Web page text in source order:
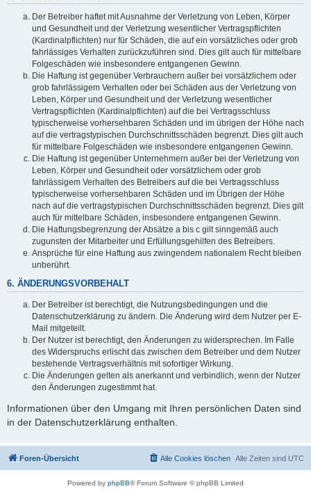
Der Betreiber haftet mit Ausnahme der Verletzung von Leben, Körper
und Gesundheit und der Verletzung wesentlicher Vertragspflichten
(Kardinalpflichten) nur für Schäden, die auf ein vorsätzliches oder grob
fahrlässiges Verhalten zurückzuführen sind. Dies gilt auch für mittelbare
Folgeschäden wie insbesondere entgangenen Gewinn.
Die Haftung ist gegenüber Verbrauchern außer bei vorsätzlichem oder
grob fahrlässigem Verhalten oder bei Schäden aus der Verletzung von
Leben, Körper und Gesundheit und der Verletzung wesentlicher
Vertragspflichten (Kardinalpflichten) auf die bei Vertragsschluss
typischerweise vorhersehbaren Schäden und im übrigen der Höhe nach
auf die vertragstypischen Durchschnittsschäden begrenzt. Dies gilt auch
für mittelbare Folgeschäden wie insbesondere entgangenen Gewinn.
Die Haftung ist gegenüber Unternehmern außer bei der Verletzung von
Leben, Körper und Gesundheit oder vorsätzlichem oder grob
fahrlässigem Verhalten des Betreibers auf die bei Vertragsschluss
typischerweise vorhersehbaren Schäden und im Übrigen der Höhe
nach auf die vertragstypischen Durchschnittsschäden begrenzt. Dies gilt
auch für mittelbare Schäden, insbesondere entgangenen Gewinn.
Die Haftungsbegrenzung der Absätze a bis c gilt sinngemäß auch
zugunsten der Mitarbeiter und Erfüllungsgehilfen des Betreibers.
Ansprüche für eine Haftung aus zwingendem nationalem Recht bleiben
unberührt.
6. ÄNDERUNGSVORBEHALT
Der Betreiber ist berechtigt, die Nutzungsbedingungen und die
Datenschutzerklärung zu ändern. Die Änderung wird dem Nutzer per E-
Mail mitgeteilt.
Der Nutzer ist berechtigt, den Änderungen zu widersprechen. Im Falle
des Widerspruchs erlischt das zwischen dem Betreiber und dem Nutzer
bestehende Vertragsverhältnis mit sofortiger Wirkung.
Die Änderungen gelten als anerkannt und verbindlich, wenn der Nutzer
den Änderungen zugestimmt hat.
Informationen über den Umgang mit Ihren persönlichen Daten sind
in der Datenschutzerklärung enthalten.
Foren-Übersicht Alle Zeiten sind UTC
Alle Cookies löschen
Powered by phpBB® Forum Software © phpBB Limited